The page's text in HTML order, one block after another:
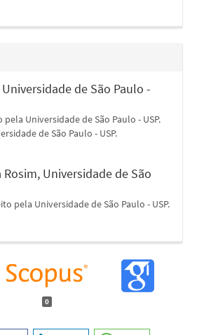
Universidade de São Paulo -
Universidade de São Paulo - USP.
de São Paulo - USP.
Rosim, Universidade de São
pela Universidade de São Paulo - USP.
0